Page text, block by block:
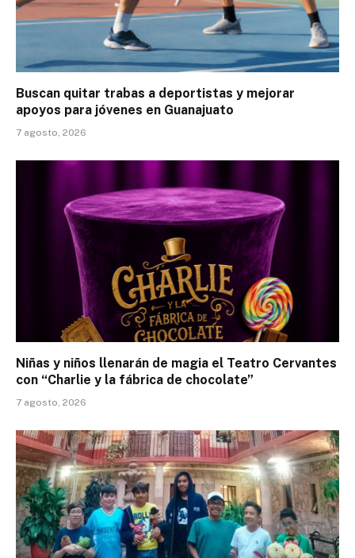
Buscan quitar trabas a deportistas y mejorar
apoyos para jóvenes en Guanajuato
7 agosto, 2026
Niñas y niños llenarán de magia el Teatro Cervantes
con “Charlie y la fábrica de chocolate”
7 agosto, 2026